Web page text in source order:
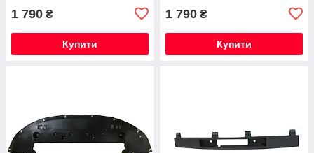
1 790 ₴
Купити
1 790 ₴
Купити